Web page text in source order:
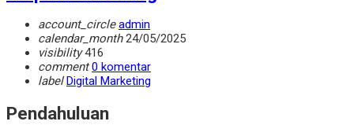
account_circle admin
calendar_month24/05/2025
visibility416
comment 0 komentar
label Digital Marketing
Pendahuluan